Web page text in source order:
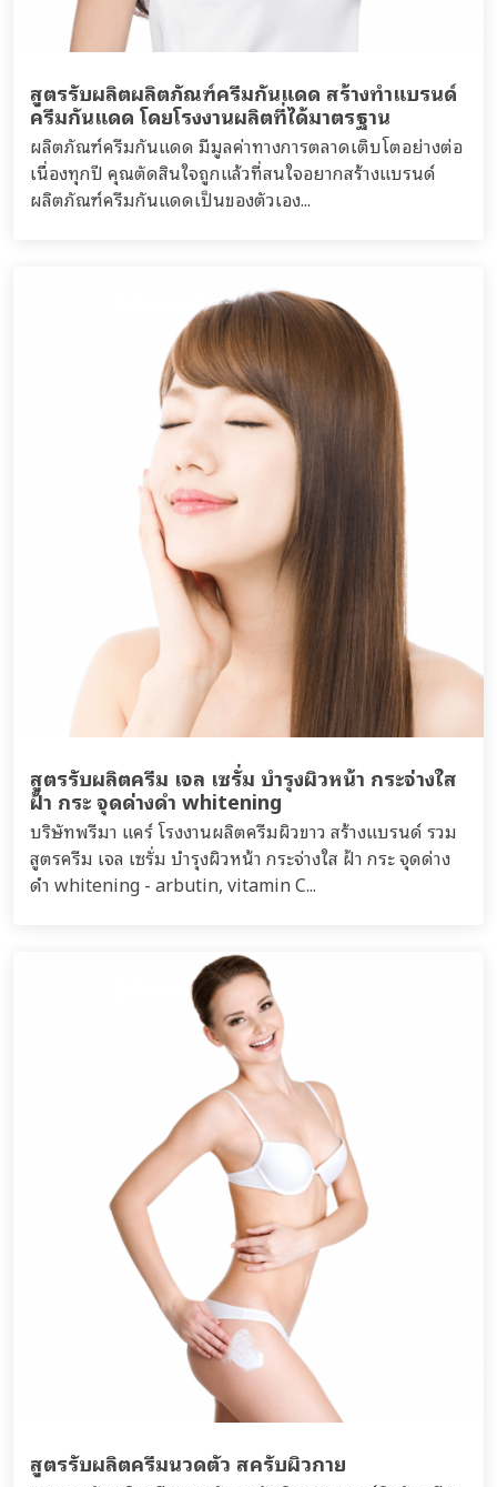
สูตรรับผลิตผลิตภัณฑ์ครีมกันแดด สร้างทำแบรนด์
ครีมกันแดด โดยโรงงานผลิตที่ได้มาตรฐาน
ผลิตภัณฑ์ครีมกันแดด มีมูลค่าทางการตลาดเติบโตอย่างต่อ
เนื่องทุกปี คุณตัดสินใจถูกแล้วที่สนใจอยากสร้างแบรนด์
ผลิตภัณฑ์ครีมกันแดดเป็นของตัวเอง...
สูตรรับผลิตครีม เจล เซรั่ม บำรุงผิวหน้า กระจ่างใส
ฝ้า กระ จุดด่างดำ whitening
บริษัทพรีมา แคร์ โรงงานผลิตครีมผิวขาว สร้างแบรนด์ รวม
สูตรครีม เจล เซรั่ม บำรุงผิวหน้า กระจ่างใส ฝ้า กระ จุดด่าง
ดำ whitening - arbutin, vitamin C...
สูตรรับผลิตครีมนวดตัว สครับผิวกาย